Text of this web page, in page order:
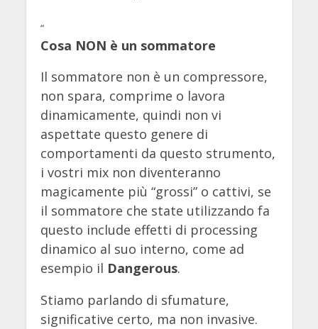
“
Cosa NON è un sommatore
Il sommatore non è un compressore,
non spara, comprime o lavora
dinamicamente, quindi non vi
aspettate questo genere di
comportamenti da questo strumento,
i vostri mix non diventeranno
magicamente più “grossi” o cattivi, se
il sommatore che state utilizzando fa
questo include effetti di processing
dinamico al suo interno, come ad
esempio il Dangerous.
Stiamo parlando di sfumature,
significative certo, ma non invasive.